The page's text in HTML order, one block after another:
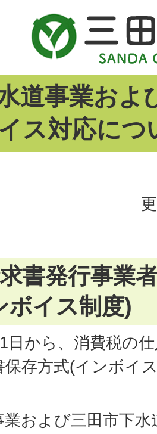
道事業およ
ス対応につ
書発行事業
ボイス制度)
日から、消費税の
保存方式(インボイ
業および三田市下